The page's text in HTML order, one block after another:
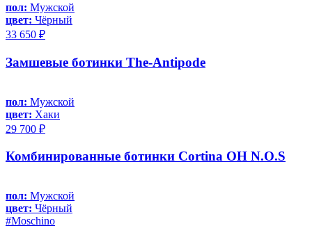
пол: Мужской
цвет: Чёрный
33 650 ₽
Замшевые ботинки The-Antipode
пол: Мужской
цвет: Хаки
29 700 ₽
Комбинированные ботинки Cortina OH N.O.S
пол: Мужской
цвет: Чёрный
#Moschino